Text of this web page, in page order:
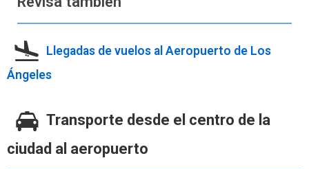
Llegadas de vuelos al Aeropuerto de Los
Ángeles
Transporte desde el centro de la
ciudad al aeropuerto